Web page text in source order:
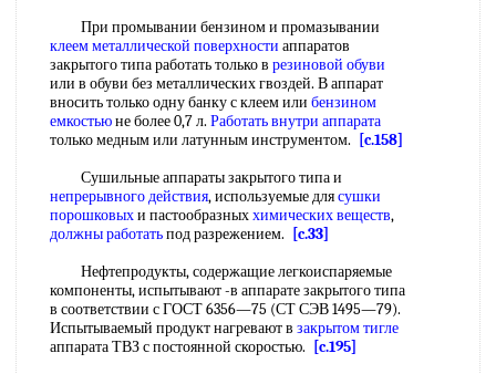
При промывании бензином и промазывании
клеем металлической поверхности аппаратов
закрытого типа работать только в резиновой обуви
или в обуви без металлических гвоздей. В аппарат
вносить только одну банку с клеем или бензином
емкостьюне более 0,7 л. Работать внутри аппарата
только медным или латунным инструментом.
[c.158]
Сушильные аппараты закрытого типа и
непрерывного действия, используемые длясушки
порошковыхи пастообразныххимических веществ,
должны работатьпод разрежением.
[c.33]
Нефтепродукты, содержащие легкоиспаряемые
компоненты, испытывают -в аппарате закрытого типа
в соответствии с ГОСТ 6356—75 (СТ СЭВ 1495—79).
Испытываемый продукт нагревают в закрытом тигле
аппарата ТВЗ с постоянной скоростью.
[c.195]